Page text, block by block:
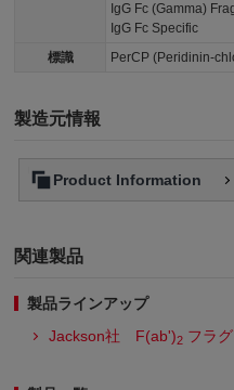
IgG Fc (Gamma)
IgG Fc Specific
標識
PerCP (Peridinin-
製造元情報
Product Information
関連製品
製品ラインアップ
Jackson社 F(ab')2 フラ